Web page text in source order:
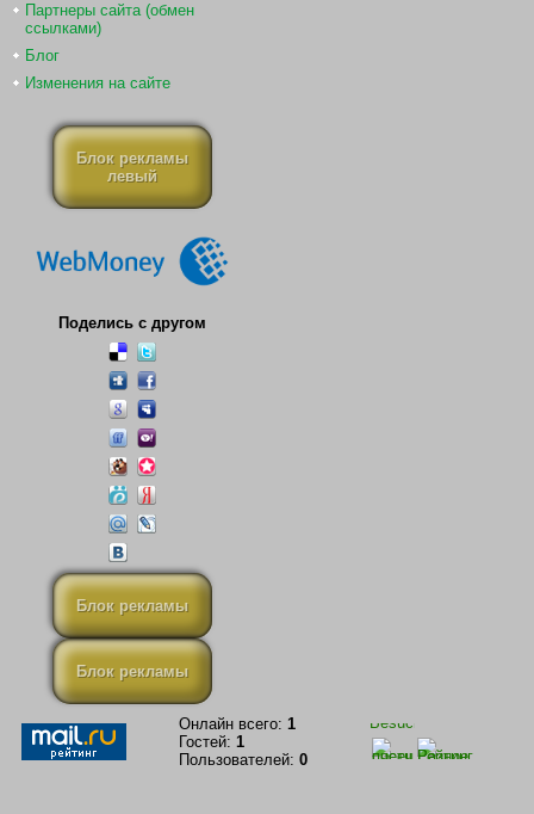
Партнеры сайта (обмен
ссылками)
Блог
Изменения на сайте
Блок рекламы
левый
Поделись с другом
Блок рекламы
Блок рекламы
Онлайн всего: 1
Гостей: 1
Пользователей: 0